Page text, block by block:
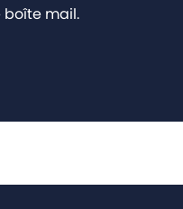
boîte mail.